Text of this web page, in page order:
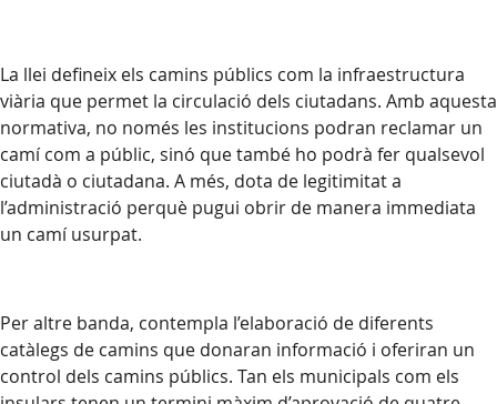
La llei defineix els camins públics com la infraestructura
viària que permet la circulació dels ciutadans. Amb aquesta
normativa, no només les institucions podran reclamar un
camí com a públic, sinó que també ho podrà fer qualsevol
ciutadà o ciutadana. A més, dota de legitimitat a
l’administració perquè pugui obrir de manera immediata
un camí usurpat.
Per altre banda, contempla l’elaboració de diferents
catàlegs de camins que donaran informació i oferiran un
control dels camins públics. Tan els municipals com els